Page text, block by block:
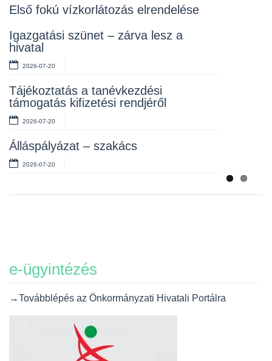
Első fokú vízkorlátozás elrendelése
Igazgatási szünet – zárva lesz a
hivatal
2026-07-20
Tájékoztatás a tanévkezdési
támogatás kifizetési rendjéről
2026-07-20
Álláspályázat – szakács
2026-07-20
2026-07-10
Rendelet kihirdetése
2026-07-10
Álláspályázat – takarító
2026-07-06
e-ügyintézés
→Továbblépés az Önkormányzati Hivatali Portálra